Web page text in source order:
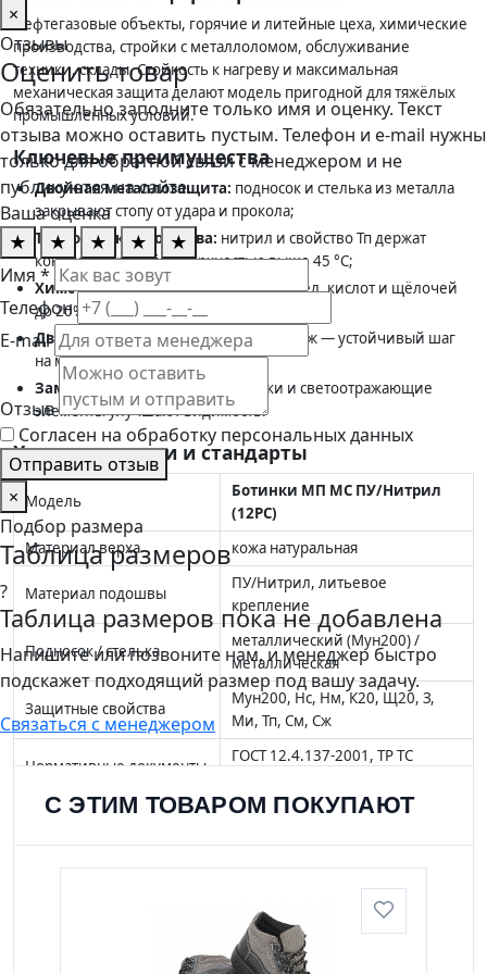
Нефтегазовые объекты, горячие и литейные цеха, химические
производства, стройки с металлоломом, обслуживание
техники, склады. Стойкость к нагреву и максимальная
механическая защита делают модель пригодной для тяжёлых
промышленных условий.
Ключевые преимущества
Двойная металлозащита: подносок и стелька из металла
закрывают стопу от удара и прокола;
Термостойкая подошва: нитрил и свойство Тп держат
контакт с горячей поверхностью выше 45 °C;
Химстойкость:защита от нефти, масел, кислот и щёлочей
до 20%;
Двойное сцепление:свойства См и Сж — устойчивый шаг
на мокром и замасленном полу;
Заметная отделка:
синие вставки и светоотражающие
элементы улучшают видимость.
Характеристики и стандарты
Модель
Ботинки МП МС ПУ/Нитрил
(12РС)
Материал верха
кожа натуральная
Материал подошвы
ПУ/Нитрил, литьевое
крепление
Подносок / стелька
металлический (Мун200) /
металлическая
Защитные свойства
Мун200, Нс, Нм, К20, Щ20, З,
Ми, Тп, См, Сж
Нормативные документы
ГОСТ 12.4.137-2001, ТР ТС
лето, демисезон / чёрный,
Артикул
4001967 (12РС)
Не проведёт ли металлическая стелька холод?
×
Отзывы
Оценить товар
Обязательно заполните только имя и оценку. Текст
отзыва можно оставить пустым. Телефон и e-mail нужны
только для обратной связи с менеджером и не
публикуются на сайте.
Ваша оценка
★
★ ★ ★
★
Имя *
Телефон
E-mail
Отзыв
Согласен на обработку персональных данных
Отправить отзыв
×
Подбор размера
Таблица размеров
?
Таблица размеров пока не добавлена
Напишите или позвоните нам, и менеджер быстро
подскажет подходящий размер под вашу задачу.
Связаться с менеджером
С ЭТИМ ТОВАРОМ ПОКУПАЮТ